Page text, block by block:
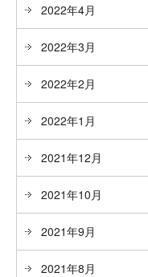
2022年4月
2022年3月
2022年2月
2022年1月
2021年12月
2021年10月
2021年9月
2021年8月